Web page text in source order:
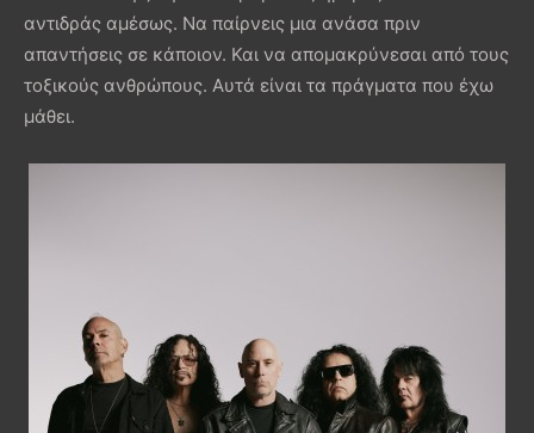
αντιδράς αμέσως. Να παίρνεις μια ανάσα πριν
απαντήσεις σε κάποιον. Και να απομακρύνεσαι από τους
τοξικούς ανθρώπους. Αυτά είναι τα πράγματα που έχω
μάθει.